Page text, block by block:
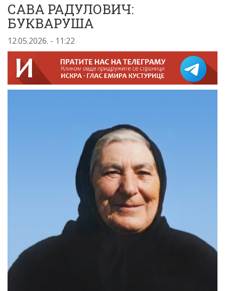
САВА РАДУЛОВИЧ:
БУКВАРУША
12.05.2026. - 11:22